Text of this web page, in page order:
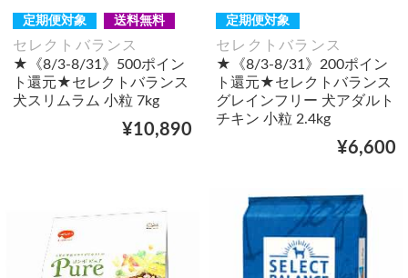
定期便対象 送料無料
セレクトバランス
★《8/3-8/31》500ポイン
ト還元★セレクトバランス
犬スリムラム 小粒 7kg
¥10,890
定期便対象
セレクトバランス
★《8/3-8/31》200ポイン
ト還元★セレクトバランス
グレインフリー 犬アダルト
チキン 小粒 2.4kg
¥6,600